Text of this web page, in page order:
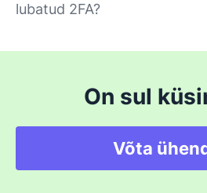
lubatud 2FA?
On sul
Võta